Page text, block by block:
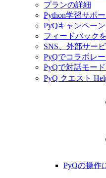
プランの詳細
Python学習サポ
PyQキャンペー
フィードバック
SNS、外部サー
PyQでコラボレ
PyQで対話モー
PyQ クエスト
PyQの操作